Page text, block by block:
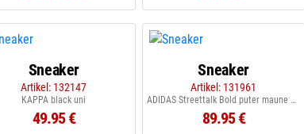
Sneaker
Artikel: 132147
KAPPA black uni
49.95 €
Sneaker
Artikel: 131961
ADIDAS Streettalk Bold puter maune offwhite
89.95 €